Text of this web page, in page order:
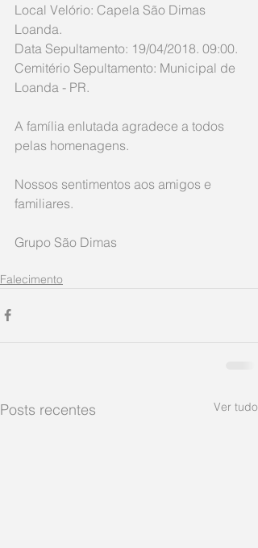
Local Velório: Capela São Dimas
Loanda.
Data Sepultamento: 19/04/2018. 09:00.
Cemitério Sepultamento: Municipal de
Loanda - PR.
A família enlutada agradece a todos
pelas homenagens.
Nossos sentimentos aos amigos e
familiares.
Grupo São Dimas
Falecimento
Posts recentes Ver tudo